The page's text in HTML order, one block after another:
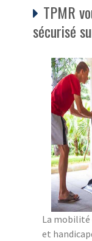
TPMR
sécurisé
La mobilité
et